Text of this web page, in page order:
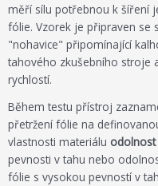
měří sílu potřebnou k šíření
fólie. Vzorek je připraven se
"nohavice" připomínající
tahového zkušebního stroje
rychlostí.
Během testu přístroj
přetržení fólie na
vlastnosti materiálu
pevnosti v tahu nebo
fólie s vysokou pevností v